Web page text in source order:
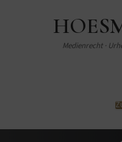
Medienrecht ·